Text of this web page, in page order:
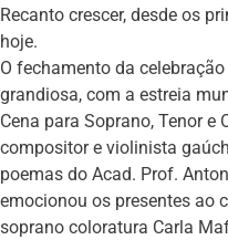
Recanto crescer, desde os
hoje.
O fechamento da
grandiosa, com a estreia
Cena para Soprano, Tenor e
compositor e violinista
poemas do Acad. Prof.
emocionou os presentes ao
soprano coloratura Carla